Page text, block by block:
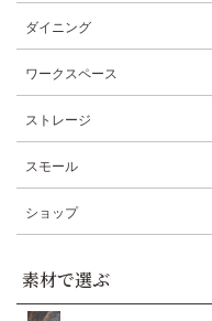
ダイニング
ワークスペース
ストレージ
スモール
ショップ
素材で選ぶ